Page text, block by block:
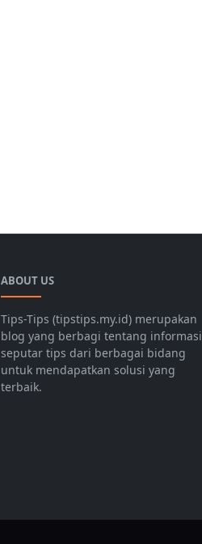
ABOUT US
Tips-Tips (tipstips.my.id) merupakan
blog yang berbagi tentang informasi
seputar tips dari berbagai bidang
untuk mendapatkan solusi yang
terbaik.